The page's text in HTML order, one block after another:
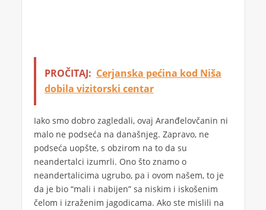
PROČITAJ: Cerjanska pećina kod Niša
dobila vizitorski centar
Iako smo dobro zagledali, ovaj Aranđelovčanin ni
malo ne podseća na današnjeg. Zapravo, ne
podseća uopšte, s obzirom na to da su
neandertalci izumrli. Ono što znamo o
neandertalicima ugrubo, pa i ovom našem, to je
da je bio “mali i nabijen” sa niskim i iskošenim
čelom i izraženim jagodicama. Ako ste mislili na